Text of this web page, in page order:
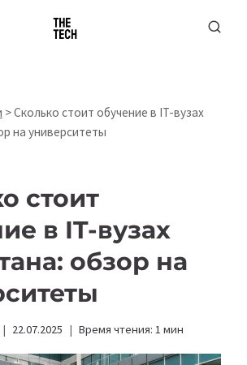
>Сколько стоит обучение в IT-вузах
на университеты
стоит
в IT-вузах
обзор на
22.07.2025 Время чтения: 1 мин